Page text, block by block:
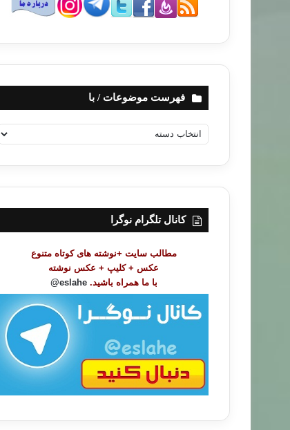
فهرست موضوعات / با
ه
ت
ض
کانال تلگرام نوگرا
مطالب سایت +نوشته های کوتاه متنوع
عکس + کلیپ + عکس نوشته
با ما همراه باشید. eslahe@